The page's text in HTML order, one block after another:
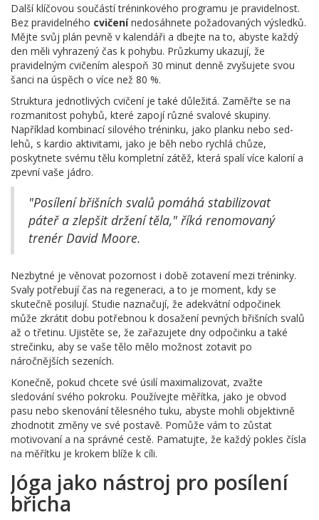
Další klíčovou součástí tréninkového programu je pravidelnost.
Bez pravidelného cvičenínedosáhnete požadovaných výsledků.
Mějte svůj plán pevně v kalendáři a dbejte na to, abyste každý
den měli vyhrazený čas k pohybu. Průzkumy ukazují, že
pravidelným cvičením alespoň 30 minut denně zvyšujete svou
šanci na úspěch o více než 80 %.
Struktura jednotlivých cvičení je také důležitá. Zaměřte se na
rozmanitost pohybů, které zapojí různé svalové skupiny.
Například kombinací silového tréninku, jako planku nebo sed-
lehů, s kardio aktivitami, jako je běh nebo rychlá chůze,
poskytnete svému tělu kompletní zátěž, která spalí více kalorií a
zpevní vaše jádro.
"Posílení břišních svalů pomáhá stabilizovat
páteř a zlepšit držení těla," říká renomovaný
trenér David Moore.
Nezbytné je věnovat pozornost i době zotavení mezi tréninky.
Svaly potřebují čas na regeneraci, a to je moment, kdy se
skutečně posilují. Studie naznačují, že adekvátní odpočinek
může zkrátit dobu potřebnou k dosažení pevných břišních svalů
až o třetinu. Ujistěte se, že zařazujete dny odpočinku a také
strečinku, aby se vaše tělo mělo možnost zotavit po
náročnějších sezeních.
Konečně, pokud chcete své úsilí maximalizovat, zvažte
sledování svého pokroku. Používejte měřítka, jako je obvod
pasu nebo skenování tělesného tuku, abyste mohli objektivně
zhodnotit změny ve své postavě. Pomůže vám to zůstat
motivovaní a na správné cestě. Pamatujte, že každý pokles čísla
na měřítku je krokem blíže k cíli.
Jóga jako nástroj pro posílení
břicha